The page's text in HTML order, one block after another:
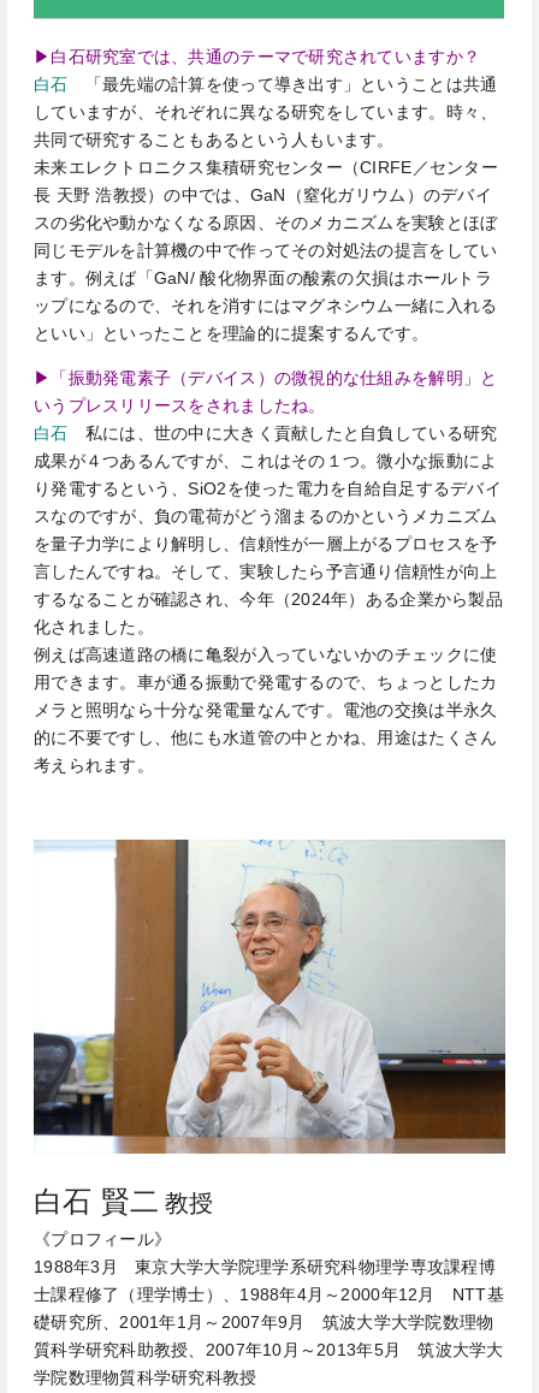
▶白石研究室では、共通のテーマで研究されていますか？
白石 「最先端の計算を使って導き出す」ということは共通
していますが、それぞれに異なる研究をしています。時々、
共同で研究することもあるという人もいます。
未来エレクトロニクス集積研究センター（CIRFE／センター
長 天野 浩教授）の中では、GaN（窒化ガリウム）のデバイ
スの劣化や動かなくなる原因、そのメカニズムを実験とほぼ
同じモデルを計算機の中で作ってその対処法の提言をしてい
ます。例えば「GaN/ 酸化物界面の酸素の欠損はホールトラ
ップになるので、それを消すにはマグネシウム一緒に入れる
といい」といったことを理論的に提案するんです。
▶「振動発電素子（デバイス）の微視的な仕組みを解明」と
いうプレスリリースをされましたね。
白石
私には、世の中に大きく貢献したと自負している研究
成果が４つあるんですが、これはその１つ。微小な振動によ
り発電するという、SiO2を使った電力を自給自足するデバイ
スなのですが、負の電荷がどう溜まるのかというメカニズム
を量子力学により解明し、信頼性が一層上がるプロセスを予
言したんですね。そして、実験したら予言通り信頼性が向上
するなることが確認され、今年（2024年）ある企業から製品
化されました。
例えば高速道路の橋に亀裂が入っていないかのチェックに使
用できます。車が通る振動で発電するので、ちょっとしたカ
メラと照明なら十分な発電量なんです。電池の交換は半永久
的に不要ですし、他にも水道管の中とかね、用途はたくさん
考えられます。
白石 賢二 教授
《プロフィール》
1988年3月 東京大学大学院理学系研究科物理学専攻課程博
士課程修了（理学博士）、1988年4月～2000年12月 NTT基
礎研究所、2001年1月～2007年9月 筑波大学大学院数理物
質科学研究科助教授、2007年10月～2013年5月 筑波大学大
学院数理物質科学研究科教授